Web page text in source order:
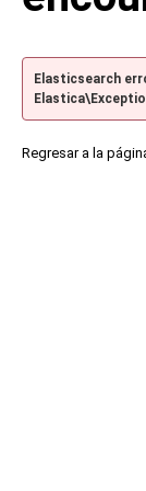
Elasticsearch
Regresar a la